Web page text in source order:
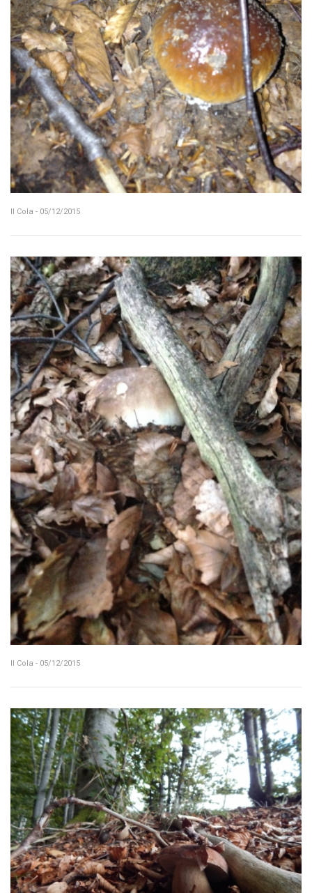
Il Cola - 05/12/2015
Il Cola - 05/12/2015